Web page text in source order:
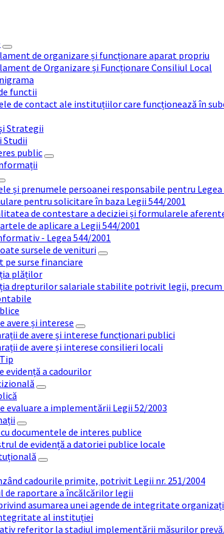
de organizare și funcționare aparat propriu
de Organizare și Funcționare Consiliul Local
functii
de contact ale instituțiilor care funcționează în
Strategii
Studii
public
și prenumele persoanei responsabile pentru Legea
pentru solicitare în baza Legii 544/2001
de contestare a deciziei și formularele
de aplicare a Legii 544/2001
- Legea 544/2001
sursele de venituri
pe surse financiare
plăților
drepturilor salariale stabilite potrivit legii,
avere și interese
de avere și interese funcționari publici
de avere și interese consilieri locali
evidență a cadourilor
evaluare a implementării Legii 52/2003
documentele de interes publice
de evidență a datoriei publice locale
cadourile primite, potrivit Legii nr. 251/2004
de raportare a încălcărilor legii
asumarea unei agende de integritate
al instituției
referitor la stadiul implementării măsurilor